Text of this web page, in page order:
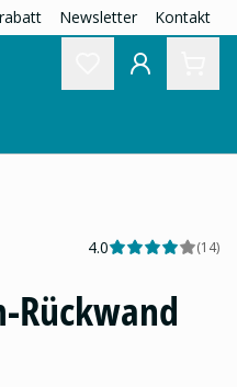
Newsletter Kontakt
4.0 (14)
Rückwand